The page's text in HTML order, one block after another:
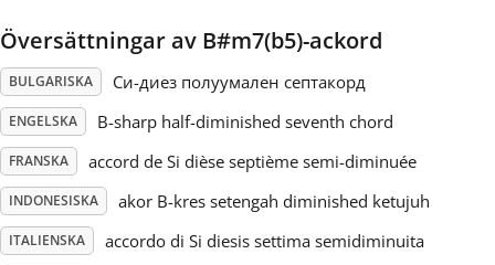
Português
Svenska
Översättningar av B#m7(b5)-ackord
BULGARISKA Си-диез полуумален септакорд
ENGELSKA B-sharp half-diminished seventh chord
FRANSKA accord de Si dièse septième semi-diminuée
INDONESISKA akor B-kres setengah diminished ketujuh
ITALIENSKA accordo di Si diesis settima semidiminuita